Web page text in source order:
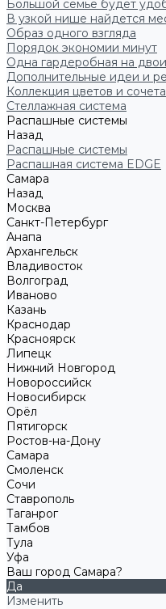
Большой семье будет
В узкой нише найдется
Образ одного взгляда
Порядок экономии минут
Одна гардеробная на
Дополнительные идеи и
Коллекция цветов и
Стеллажная система
Распашные системы
Назад
Распашные системы
Распашная система EDGE
Самара
Назад
Москва
Санкт-Петербург
Анапа
Архангельск
Владивосток
Волгоград
Иваново
Казань
Краснодар
Красноярск
Липецк
Нижний Новгород
Новороссийск
Новосибирск
Орёл
Пятигорск
Ростов-на-Дону
Самара
Смоленск
Сочи
Ставрополь
Таганрог
Тамбов
Тула
Уфа
Ваш город Самара?
Да
Изменить